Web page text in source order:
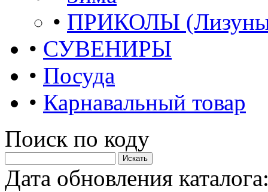
• ПРИКОЛЫ
• СУВЕНИРЫ
• Посуда
• Карнавальный товар
Поиск по коду
Дата обновления